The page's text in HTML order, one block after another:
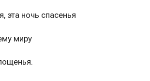
эта ночь спасенья
миру